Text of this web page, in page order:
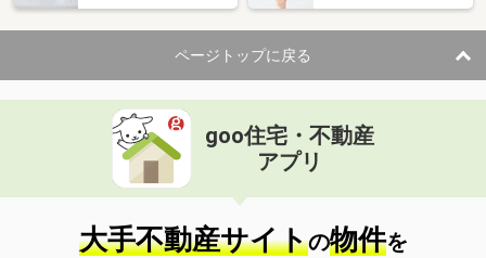
ページトップに戻る
goo住宅・不動産
アプリ
大手不動産サイトの物件を